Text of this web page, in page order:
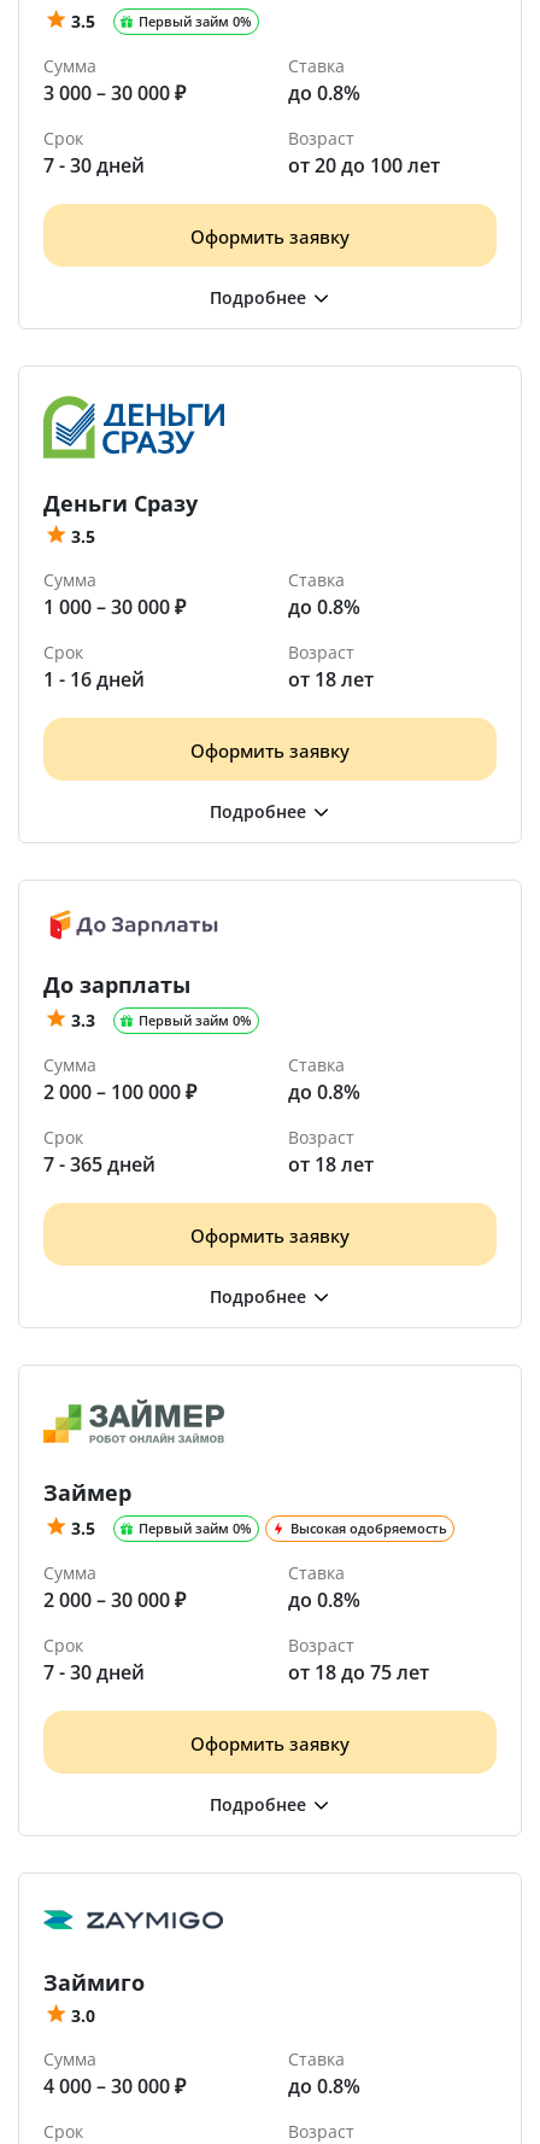
3.5 Первый займ 0%
Сумма
3 000 – 30 000 ₽
Ставка
до 0.8%
Срок
7 - 30 дней
Возраст
от 20 до 100 лет
Оформить заявку
Деньги Сразу
3.5
Сумма
1 000 – 30 000 ₽
Ставка
до 0.8%
Срок
1 - 16 дней
Возраст
от 18 лет
Оформить заявку
До зарплаты
3.3 Первый займ 0%
Сумма
2 000 – 100 000 ₽
Ставка
до 0.8%
Срок
7 - 365 дней
Возраст
от 18 лет
Оформить заявку
Займер
3.5 Первый займ 0% Высокая одобряемость
Сумма
2 000 – 30 000 ₽
Ставка
до 0.8%
Срок
7 - 30 дней
Возраст
от 18 до 75 лет
Оформить заявку
Займиго
3.0
Сумма
4 000 – 30 000 ₽
Ставка
до 0.8%
Срок Возраст